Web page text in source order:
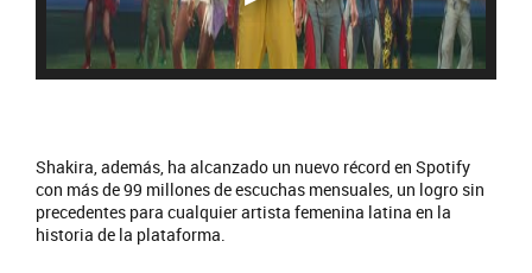
Shakira, además, ha alcanzado un nuevo récord en Spotify
con más de 99 millones de escuchas mensuales, un logro sin
precedentes para cualquier artista femenina latina en la
historia de la plataforma.